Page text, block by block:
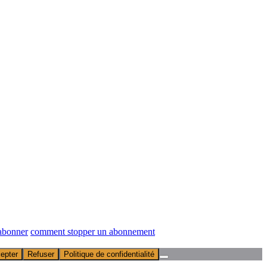
comment stopper un abonnement
Refuser Politique de confidentialité